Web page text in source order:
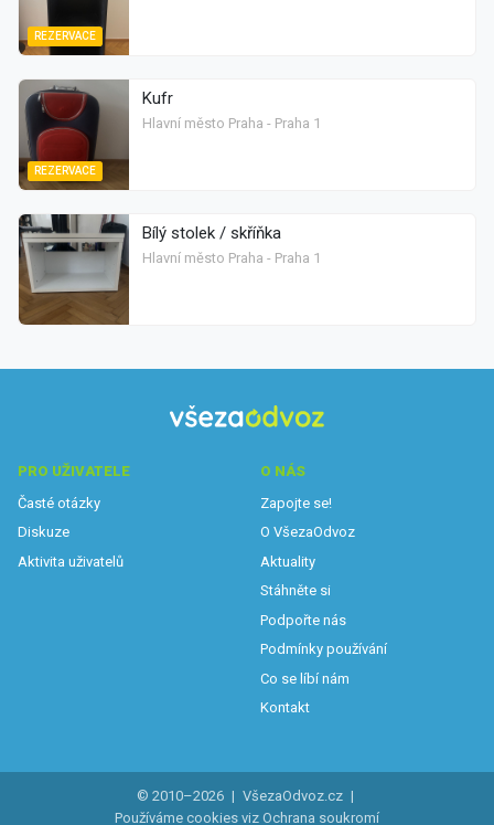
REZERVACE
REZERVACE
Kufr
Hlavní město Praha - Praha 1
Bílý stolek / skříňka
Hlavní město Praha - Praha 1
PRO UŽIVATELE
Časté otázky
Diskuze
Aktivita uživatelů
O NÁS
Zapojte se!
O VšezaOdvoz
Aktuality
Stáhněte si
Podpořte nás
Podmínky používání
Co se líbí nám
Kontakt
© 2010–2026 | VšezaOdvoz.cz |
Používáme cookies viz Ochrana soukromí